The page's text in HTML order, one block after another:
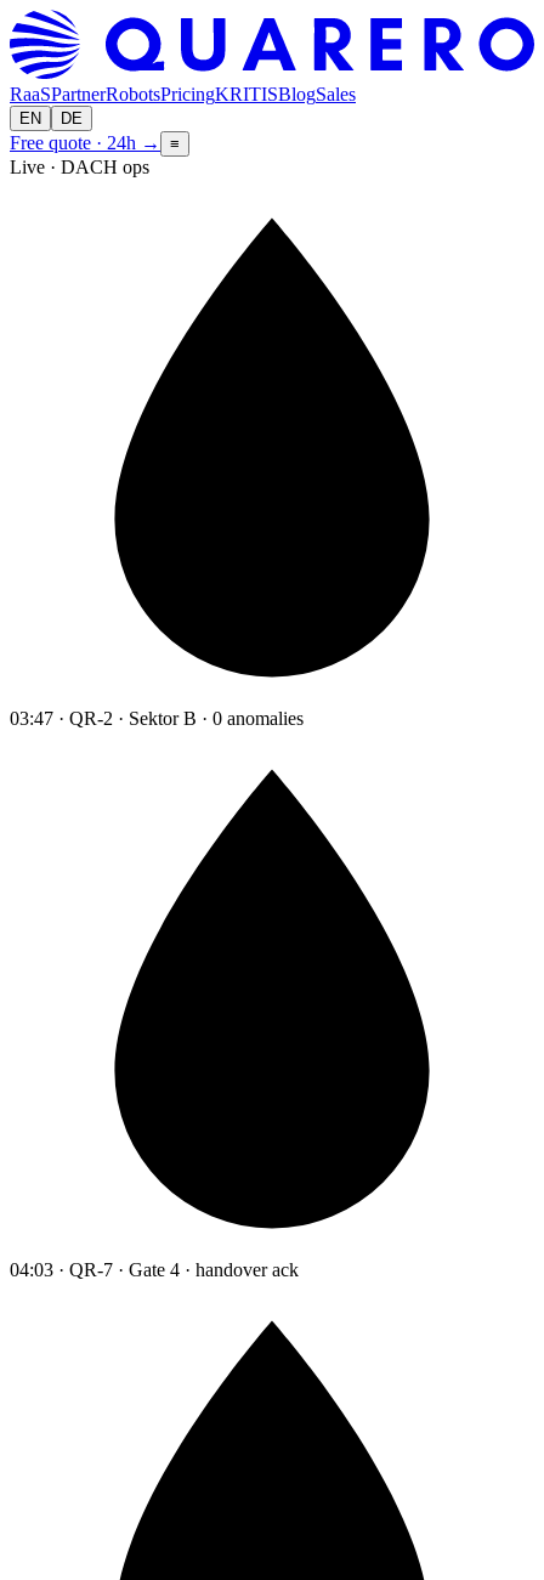
RaaSPartnerRobotsPricingKRITISBlogSales
EN DE
Free quote · 24h → ≡
Live · DACH ops
03:47 · QR-2 · Sektor B · 0 anomalies
04:03 · QR-7 · Gate 4 · handover ack